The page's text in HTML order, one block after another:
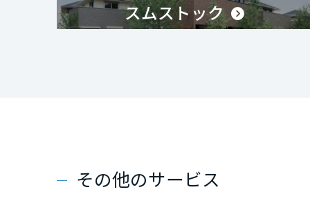
スムストック
その他のサービス